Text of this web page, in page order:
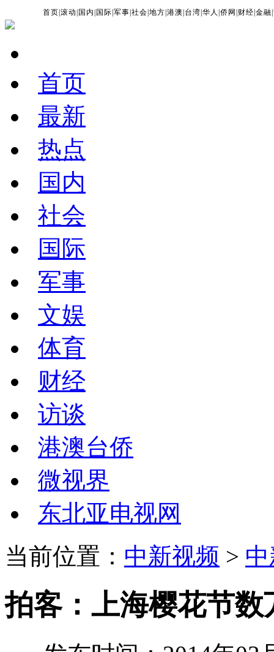
首页 |滚动 国内 国际 |军事 |社会 |地方 |港澳 台湾 |华人 |侨网 财经 |金融 |
首页
最新
热点
国内
社会
国际
军事
文娱
体育
财经
访谈
港澳台侨
微视界
东北亚电视网
当前位置： 中新视频 >
拍客：上海樱花节